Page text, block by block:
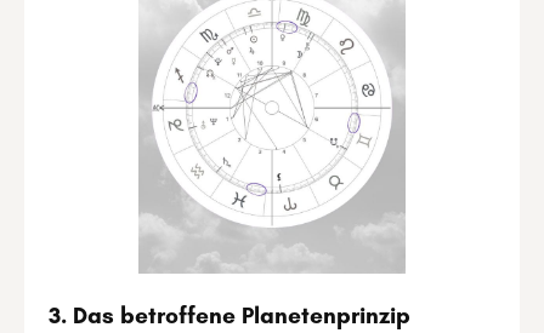
3. Das betroffene Planetenprinzip